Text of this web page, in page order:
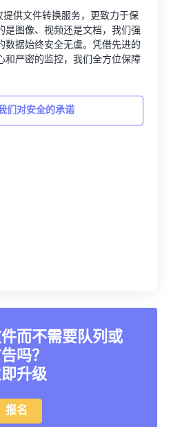
供文件转换服务，更致力于保
是图像、视频还是文档，我们强
数据始终安全无虞。凭借先进的
和严密的监控，我们全方位保障
们对安全的承诺
而不需要队列或
吗？
升级
报名